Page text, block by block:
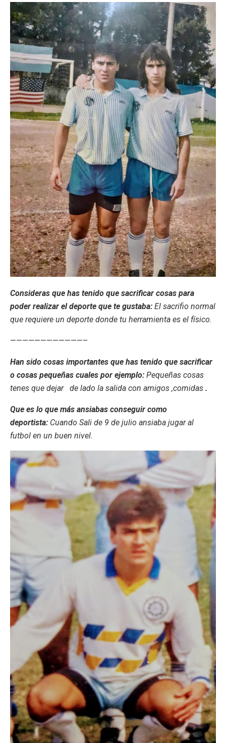
Consideras que has tenido que sacrificar cosas para
poder realizar el deporte que te gustaba: El sacrifio normal
que requiere un deporte donde tu herramienta es el físico.
————————————–
Han sido cosas importantes que has tenido que sacrificar
o cosas pequeñas cuales por ejemplo: Pequeñas cosas
tenes que dejar de lado la salida con amigos ,comidas .
Que es lo que más ansiabas conseguir como
deportista: Cuando Sali de 9 de julio ansiaba jugar al
futbol en un buen nivel.